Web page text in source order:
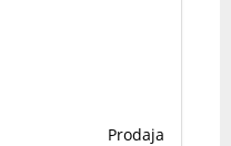
Prodaja